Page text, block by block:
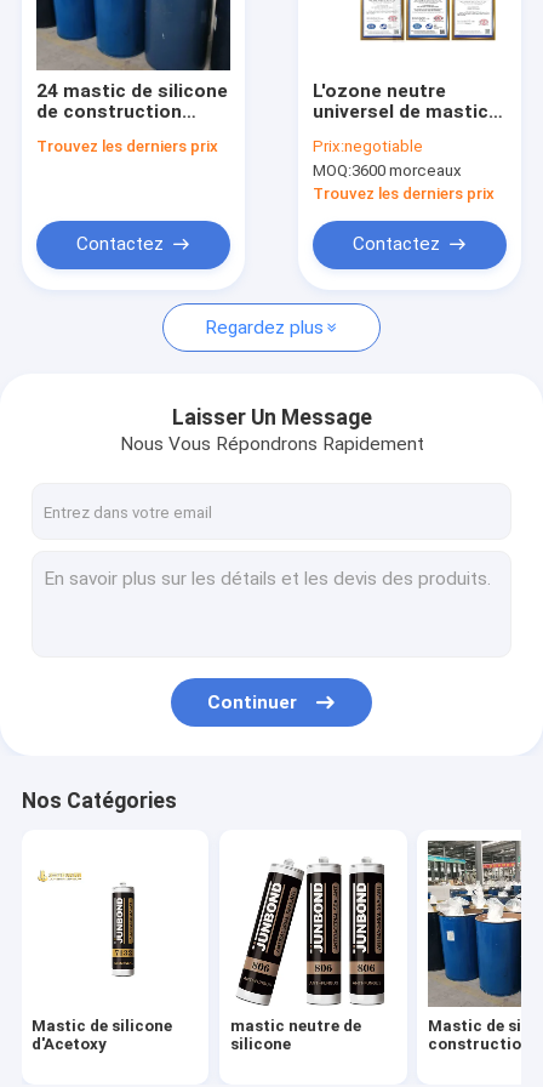
Visite d'usine
Contrôle de qualité
News
Mastic de silicone d'Acetoxy
Mastic de silicone de construction
Mousse d'unité centrale
Mastic de silicone de fenêtre
mastic imperméable de silicone
Mastic de polyuréthane de pare-brise
Mastic de silicone d'arrêt du feu
mastic de polymère de Mme
24 mastic de silicone
de construction
la résistance
Trouvez les derniers prix
Contactez
L'ozone neutre
universel de mastic
pour la construction
Prix:negotiable
MOQ:3600 morceaux
Trouvez les derniers prix
Contactez
Regardez plus
Laisser Un Message
Nous Vous Répondrons Rapidement
Continuer
Nos Catégories
Mastic de silicone
d'Acetoxy
mastic neutre de
silicone
Mastic de
construction